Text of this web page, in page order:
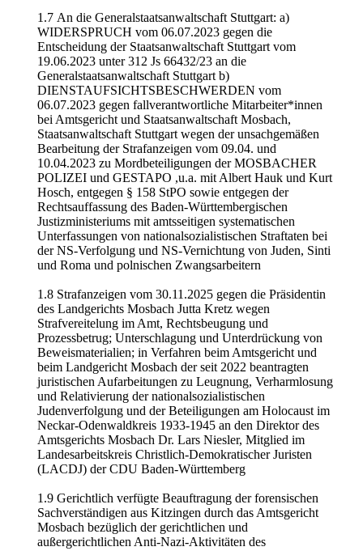
1.7 An die Generalstaatsanwaltschaft Stuttgart: a)
WIDERSPRUCH vom 06.07.2023 gegen die
Entscheidung der Staatsanwaltschaft Stuttgart vom
19.06.2023 unter 312 Js 66432/23 an die
Generalstaatsanwaltschaft Stuttgart b)
DIENSTAUFSICHTSBESCHWERDEN vom
06.07.2023 gegen fallverantwortliche Mitarbeiter*innen
bei Amtsgericht und Staatsanwaltschaft Mosbach,
Staatsanwaltschaft Stuttgart wegen der unsachgemäßen
Bearbeitung der Strafanzeigen vom 09.04. und
10.04.2023 zu Mordbeteiligungen der MOSBACHER
POLIZEI und GESTAPO ,u.a. mit Albert Hauk und Kurt
Hosch, entgegen § 158 StPO sowie entgegen der
Rechtsauffassung des Baden-Württembergischen
Justizministeriums mit amtsseitigen systematischen
Unterfassungen von nationalsozialistischen Straftaten bei
der NS-Verfolgung und NS-Vernichtung von Juden, Sinti
und Roma und polnischen Zwangsarbeitern
1.8 Strafanzeigen vom 30.11.2025 gegen die Präsidentin
des Landgerichts Mosbach Jutta Kretz wegen
Strafvereitelung im Amt, Rechtsbeugung und
Prozessbetrug; Unterschlagung und Unterdrückung von
Beweismaterialien; in Verfahren beim Amtsgericht und
beim Landgericht Mosbach der seit 2022 beantragten
juristischen Aufarbeitungen zu Leugnung, Verharmlosung
und Relativierung der nationalsozialistischen
Judenverfolgung und der Beteiligungen am Holocaust im
Neckar-Odenwaldkreis 1933-1945 an den Direktor des
Amtsgerichts Mosbach Dr. Lars Niesler, Mitglied im
Landesarbeitskreis Christlich-Demokratischer Juristen
(LACDJ) der CDU Baden-Württemberg
1.9 Gerichtlich verfügte Beauftragung der forensischen
Sachverständigen aus Kitzingen durch das Amtsgericht
Mosbach bezüglich der gerichtlichen und
außergerichtlichen Anti-Nazi-Aktivitäten des